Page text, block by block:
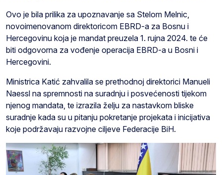
Ovo je bila prilika za upoznavanje sa Stelom Melnic,
novoimenovanom direktoricom EBRD-a za Bosnu i
Hercegovinu koja je mandat preuzela 1. rujna 2024. te će
biti odgovorna za vođenje operacija EBRD-a u Bosni i
Hercegovini.
Ministrica Katić zahvalila se prethodnoj direktorici Manueli
Naessl na spremnosti na suradnju i posvećenosti tijekom
njenog mandata, te izrazila želju za nastavkom bliske
suradnje kada su u pitanju pokretanje projekata i inicijativa
koje podržavaju razvojne ciljeve Federacije BiH.